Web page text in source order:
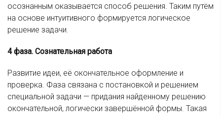
осознанным оказывается способ решения. Таким путём
на основе интуитивного формируется логическое
решение задачи.
4 фаза. Сознательная работа
Развитие идеи, её окончательное оформление и
проверка. Фаза связана с постановкой и решением
специальной задачи — придания найденному решению
окончательной, логически завершённой формы. Такая